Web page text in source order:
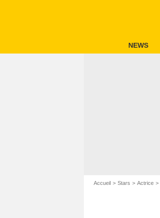
NEWS
Accueil Stars Actrice